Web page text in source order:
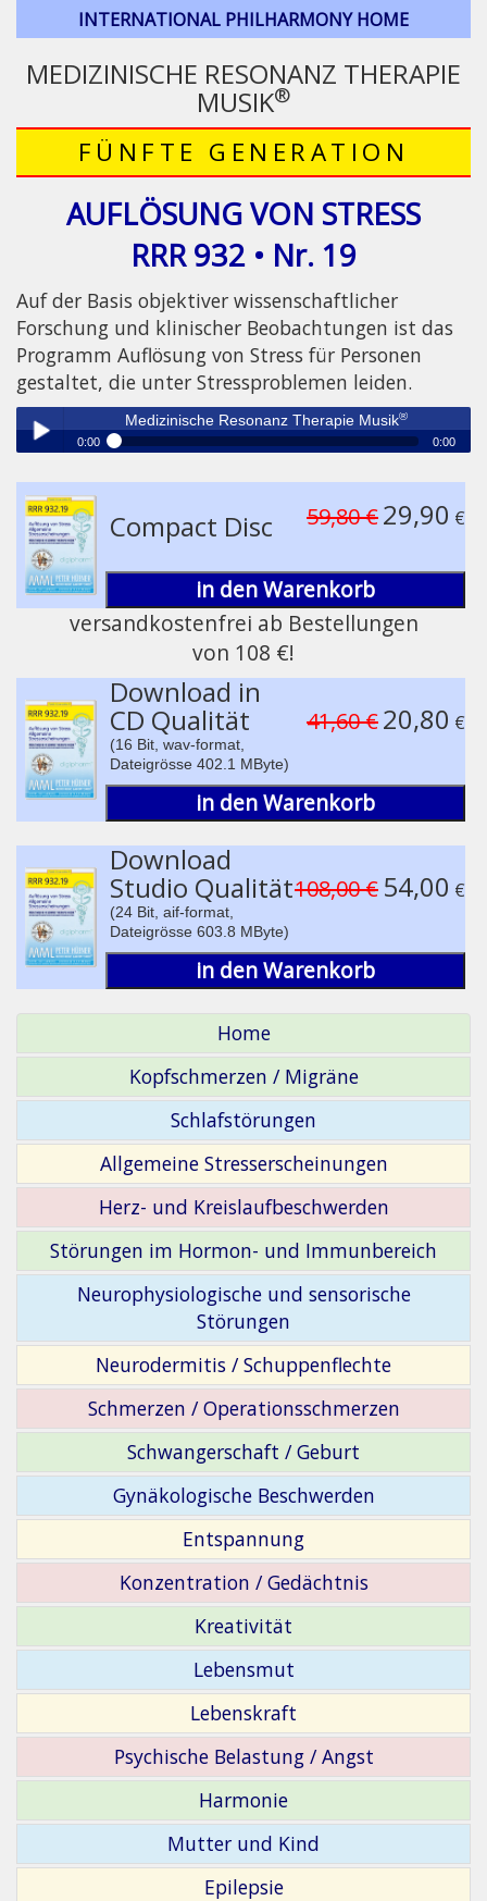
INTERNATIONAL PHILHARMONY HOME
MEDIZINISCHE RESONANZ THERAPIE
MUSIK®
FÜNFTE GENERATION
AUFLÖSUNG VON STRESS
RRR 932 • Nr. 19
Auf der Basis objektiver wissenschaftlicher
Forschung und klinischer Beobachtungen ist das
Programm Auflösung von Stress für Personen
gestaltet, die unter Stressproblemen leiden.
Play /
Medizinische Resonanz Therapie Musik®
0:00 0:00
Compact Disc 59,80 €29,90 €
in den Warenkorb
versandkostenfrei ab Bestellungen
von 108 €!
Download in
CD Qualität
(16 Bit, wav-format,
Dateigrösse 402.1 MByte)
41,60 €20,80 €
in den Warenkorb
Download
Studio Qualität
(24 Bit, aif-format,
Dateigrösse 603.8 MByte)
108,00 € 54,00 €
in den Warenkorb
Home
Kopfschmerzen / Migräne
Schlafstörungen
Allgemeine Stresserscheinungen
Herz- und Kreislaufbeschwerden
Störungen im Hormon- und Immunbereich
Neurophysiologische und sensorische
Störungen
Neurodermitis / Schuppenflechte
Schmerzen / Operationsschmerzen
Schwangerschaft / Geburt
Gynäkologische Beschwerden
Entspannung
Konzentration / Gedächtnis
Kreativität
Lebensmut
Lebenskraft
Psychische Belastung / Angst
Harmonie
Mutter und Kind
Epilepsie